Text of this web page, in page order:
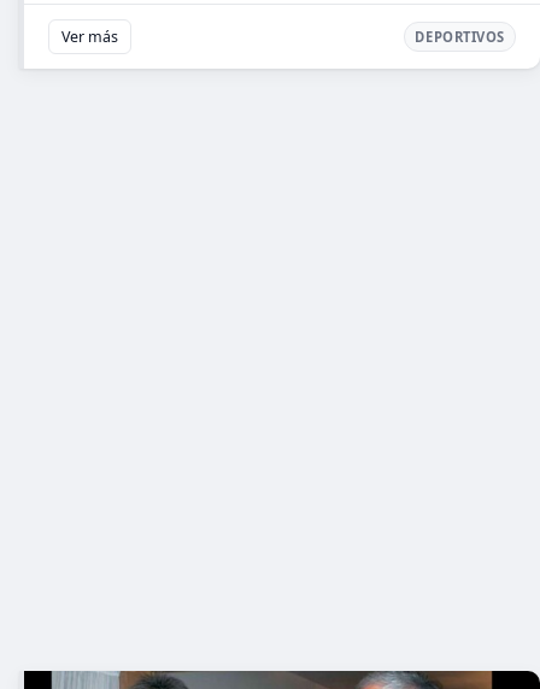
Ver más DEPORTIVOS